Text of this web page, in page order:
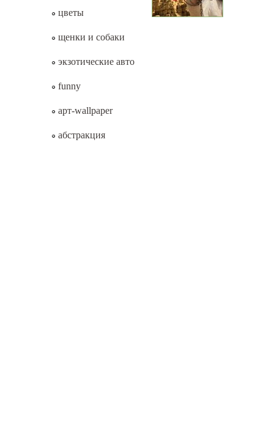
цветы
щенки и собаки
экзотические авто
funny
арт-wallpaper
абстракция